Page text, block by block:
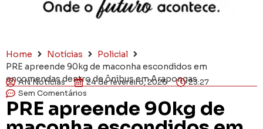
Home Notícias
Policial
PRE apreende 90kg de maconha escondidos em
encomendas dentro de ônibus em Arapongas
AN Notícias 24 de fevereiro, 2026
23:27
Sem Comentários
PRE apreende 90kg de